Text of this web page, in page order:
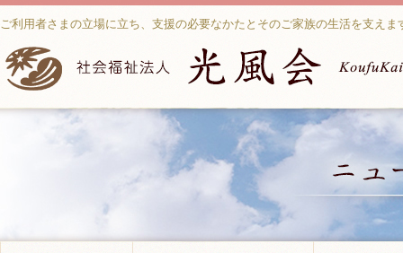
ご利用者さまの立場に立ち、支援の必要なかたとそのご家族の生活を支えま